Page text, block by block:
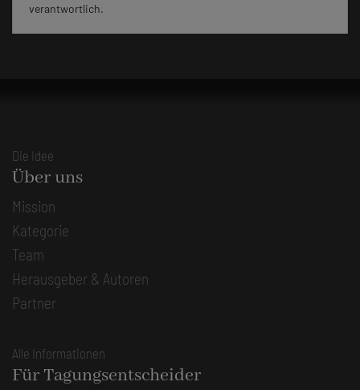
verantwortlich.
Die Idee
Über uns
Mission
Kategorie
Team
Herausgeber & Autoren
Partner
Alle Informationen
Für Tagungsentscheider